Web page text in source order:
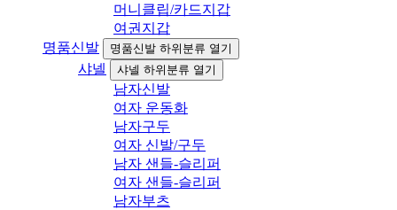
머니클립/카드지갑
여권지갑
명품신발
명품신발 하위분류 열기
샤넬 샤넬 하위분류 열기
남자신발
여자 운동화
남자구두
여자 신발/구두
남자 샌들-슬리퍼
여자 샌들-슬리퍼
남자부츠